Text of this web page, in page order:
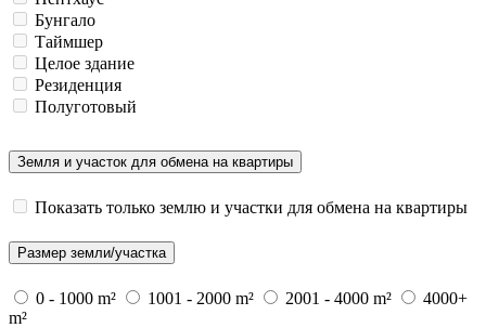
Бунгало
Таймшер
Целое здание
Резиденция
Полуготовый
Земля и участок для обмена на квартиры
Показать только землю и участки для обмена на квартиры
Размер земли/участка
0 - 1000 m² 1001 - 2000 m² 2001 - 4000 m²
4000+
m²